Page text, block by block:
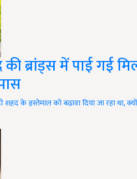
ब्रांड्स में पाई गई
के इस्तेमाल को बढ़ावा दिया जा रहा था,